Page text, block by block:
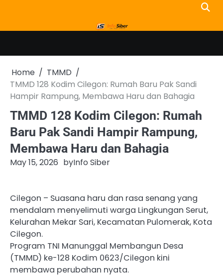
content
Home
TMMD
TMMD 128 Kodim Cilegon: Rumah Baru Pak Sandi
Hampir Rampung, Membawa Haru dan Bahagia
TMMD 128 Kodim Cilegon: Rumah
Baru Pak Sandi Hampir Rampung,
Membawa Haru dan Bahagia
May 15, 2026 byInfo Siber
Cilegon – Suasana haru dan rasa senang yang
mendalam menyelimuti warga Lingkungan Serut,
Kelurahan Mekar Sari, Kecamatan Pulomerak, Kota
Cilegon.
Program TNI Manunggal Membangun Desa
(TMMD) ke-128 Kodim 0623/Cilegon kini
membawa perubahan nyata.